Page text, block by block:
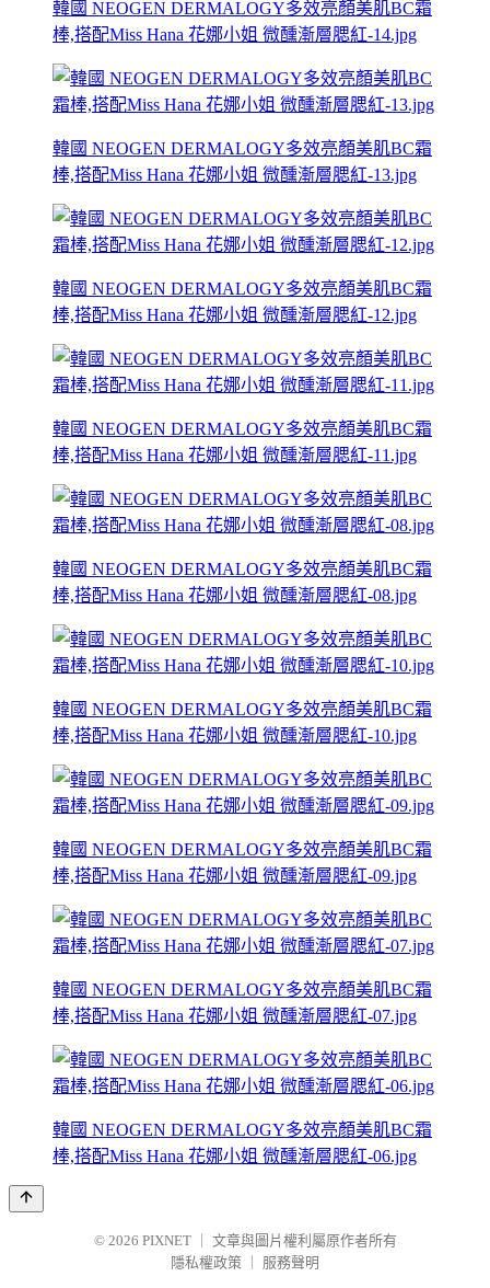
韓國 NEOGEN DERMALOGY多效亮顏美肌BC霜
棒,搭配Miss Hana 花娜小姐 微醺漸層腮紅-14.jpg
韓國 NEOGEN DERMALOGY多效亮顏美肌BC霜
棒,搭配Miss Hana 花娜小姐 微醺漸層腮紅-13.jpg
韓國 NEOGEN DERMALOGY多效亮顏美肌BC霜
棒,搭配Miss Hana 花娜小姐 微醺漸層腮紅-12.jpg
韓國 NEOGEN DERMALOGY多效亮顏美肌BC霜
棒,搭配Miss Hana 花娜小姐 微醺漸層腮紅-11.jpg
韓國 NEOGEN DERMALOGY多效亮顏美肌BC霜
棒,搭配Miss Hana 花娜小姐 微醺漸層腮紅-08.jpg
韓國 NEOGEN DERMALOGY多效亮顏美肌BC霜
棒,搭配Miss Hana 花娜小姐 微醺漸層腮紅-10.jpg
韓國 NEOGEN DERMALOGY多效亮顏美肌BC霜
棒,搭配Miss Hana 花娜小姐 微醺漸層腮紅-09.jpg
韓國 NEOGEN DERMALOGY多效亮顏美肌BC霜
棒,搭配Miss Hana 花娜小姐 微醺漸層腮紅-07.jpg
韓國 NEOGEN DERMALOGY多效亮顏美肌BC霜
棒,搭配Miss Hana 花娜小姐 微醺漸層腮紅-06.jpg
© 2026 PIXNET
文章與圖片權利屬原作者所有
隱私權政策
服務聲明